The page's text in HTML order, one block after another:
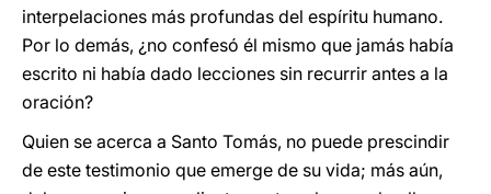
interpelaciones más profundas del espíritu humano.
Por lo demás, ¿no confesó él mismo que jamás había
escrito ni había dado lecciones sin recurrir antes a la
oración?
Quien se acerca a Santo Tomás, no puede prescindir
de este testimonio que emerge de su vida; más aún,